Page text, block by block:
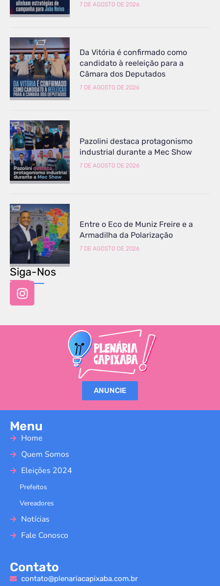
7 DE AGOSTO DE 2026
Da Vitória é confirmado como
candidato à reeleição para a
Câmara dos Deputados
7 DE AGOSTO DE 2026
Pazolini destaca protagonismo
industrial durante a Mec Show
7 DE AGOSTO DE 2026
Entre o Eco de Muniz Freire e a
Armadilha da Polarização
7 DE AGOSTO DE 2026
Siga-Nos
ANUNCIE
Menu
Home
Quem Somos
Eleições 2024
Prefeitos
Vereadores
Notícias
Fale Conosco
Contato
contato@plenariacapixaba.com.br